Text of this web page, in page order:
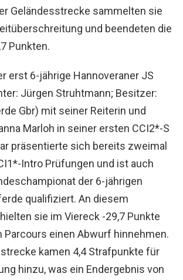
Geländesstrecke sammelten sie
und beendeten die
Punkten.
erst 6-jährige Hannoveraner JS
Jürgen Struhtmann; Besitzer:
Gbr) mit seiner Reiterin und
Marloh in seiner ersten CCI2*-S
präsentierte sich bereits zweimal
Intro Prüfungen und ist auch
der 6-jährigen
qualifiziert. An diesem
sie im Viereck -29,7 Punkte
Parcours einen Abwurf hinnehmen.
kamen 4,4 Strafpunkte für
hinzu, was ein Endergebnis von